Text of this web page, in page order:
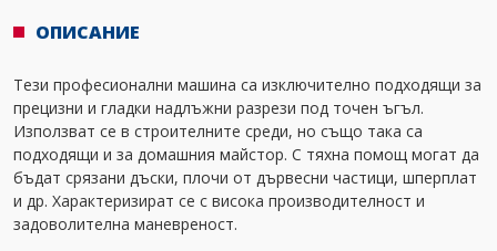
ОПИСАНИЕ
Тези професионални машина са изключително подходящи за
прецизни и гладки надлъжни разрези под точен ъгъл.
Използват се в строителните среди, но също така са
подходящи и за домашния майстор. С тяхна помощ могат да
бъдат срязани дъски, плочи от дървесни частици, шперплат
и др. Характеризират се с висока производителност и
задоволителна маневреност.